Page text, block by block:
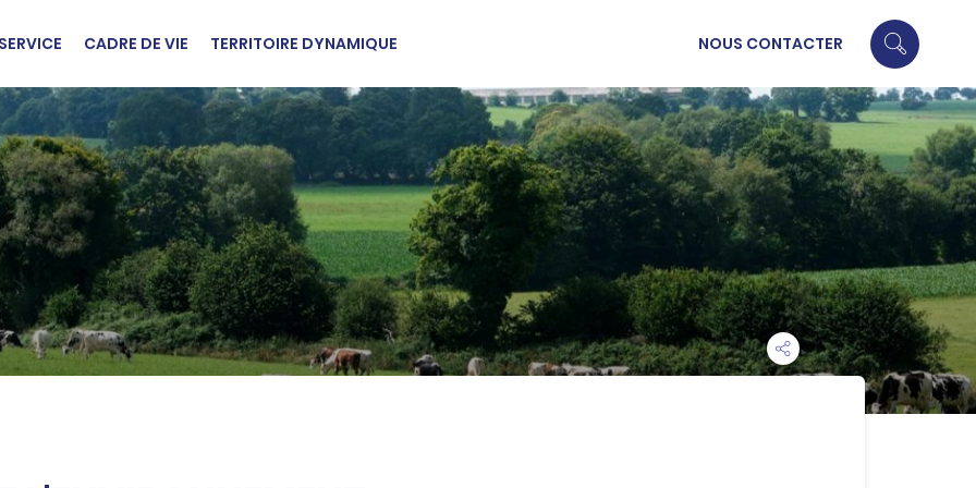
CADRE DE VIE TERRITOIRE DYNAMIQUE NOUS CONTACTER